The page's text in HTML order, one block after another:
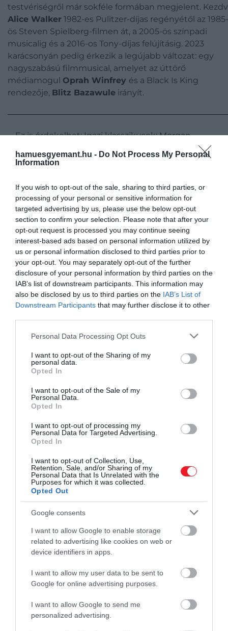
hamuesgyemant.hu - Do Not Process My Personal
Information
If you wish to opt-out of the sale, sharing to third parties, or
processing of your personal or sensitive information for
targeted advertising by us, please use the below opt-out
section to confirm your selection. Please note that after your
opt-out request is processed you may continue seeing
interest-based ads based on personal information utilized by
us or personal information disclosed to third parties prior to
your opt-out. You may separately opt-out of the further
disclosure of your personal information by third parties on the
IAB’s list of downstream participants. This information may
also be disclosed by us to third parties on the IAB’s List of
Downstream Participants that may further disclose it to other
Please note that this website/app uses one or more Google
not limited to your visit or usage behaviour. You may click to
grant or deny consent to Google and its third-party tags to
use your data for below specified purposes in below Google
consent section.
Personal Data Processing Opt Outs
I want to opt-out of the Sharing of my
personal data.
Opted In
I want to opt-out of the Sale of my
Personal Data.
Opted In
I want to opt-out of processing my
Personal Data for Targeted Advertising.
Opted In
I want to opt-out of Collection, Use,
Retention, Sale, and/or Sharing of my
Personal Data that Is Unrelated with the
Purposes for which it was collected.
Opted Out
Google consents
I want to allow Google to enable storage
related to advertising like cookies on web or
device identifiers in apps.
I want to allow my user data to be sent to
Google for online advertising purposes.
I want to allow Google to send me
personalized advertising.
testvériségről már sokféle formában megjelent.
Alice Walker 1982-es Pulitzer-díjas regényétől az 1985-
ös Steven Spielberg-filmen át, a 2005-ös színpadi
musicalig és a 2016-os Tony-díjas felújításig. 2023
karácsonyán pedig érkezik a legújabb változat: egy
nagyszabású filmmusical, amelyet az úttörő
médiamogul Oprah Winfrey és a Black Is King
rendezője, Blitz Bazawule irányít.
Ez is érdekelhet:Igazi klasszikusok: Morgan
Úgy gondolom, hogy ez egy
meghatározó alkotás lesz
mindazok számára, akik
ezekben az időkben reményt
akarnak érezni, és megélni
saját maguk diadalát és
örömét
– nyilatkozta Winfrey.
Az eredeti történet az Egyesült Államok déli részén
játszódik, és a fekete nők 1900-as évek eleji társadalmi
helyzetébe nyerhetünk bepillantást. Ahogy a
is látható, a történet új verziója, a főszereplő, Celie
útkeresését követi majd végig a fekete
műfajain keresztül. Így biztos nem lesz hiány
jazzből és bluesból.